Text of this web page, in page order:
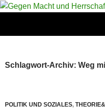
Zum
Schlagwort-Archiv: Weg
POLITIK UND SOZIALES,